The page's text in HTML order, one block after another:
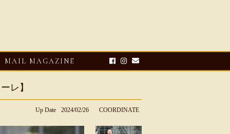
MAIL MAGAZINE
レ】
Up Date 2024/02/26 COORDINATE